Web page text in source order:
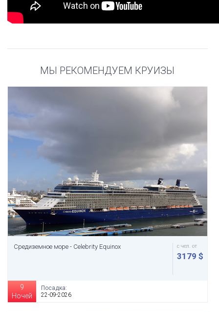
МЫ РЕКОМЕНДУЕМ КРУИЗЫ
Средиземное море - Celebrity Equinox с чел. от
3179 $
9
Ночей
Посадка:
22-09-2026